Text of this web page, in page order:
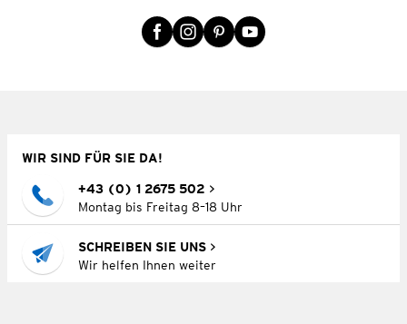
WIR SIND FÜR SIE DA!
+43 (0) 1 2675 502
Montag bis Freitag 8–18 Uhr
SCHREIBEN SIE UNS
Wir helfen Ihnen weiter